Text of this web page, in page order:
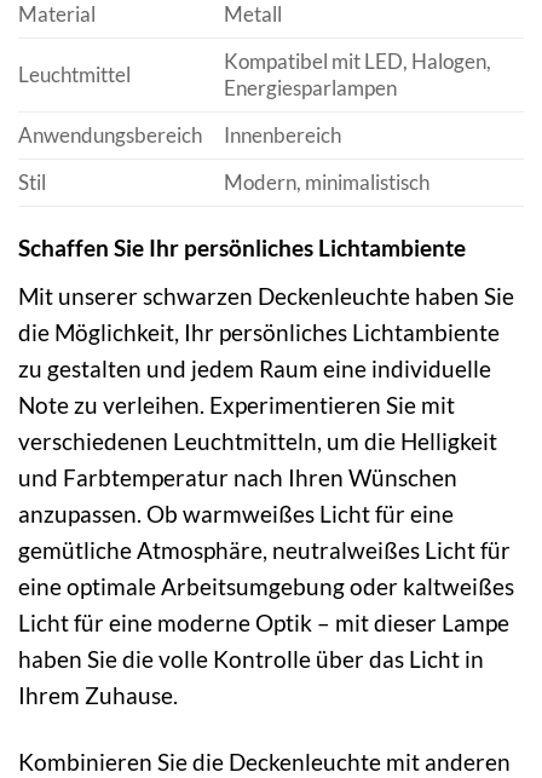
Material
Metall
Leuchtmittel
Kompatibel mit LED, Halogen,
Energiesparlampen
Anwendungsbereich
Innenbereich
Stil
Modern, minimalistisch
Schaffen Sie Ihr persönliches Lichtambiente
Mit unserer schwarzen Deckenleuchte haben Sie
die Möglichkeit, Ihr persönliches Lichtambiente
zu gestalten und jedem Raum eine individuelle
Note zu verleihen. Experimentieren Sie mit
verschiedenen Leuchtmitteln, um die Helligkeit
und Farbtemperatur nach Ihren Wünschen
anzupassen. Ob warmweißes Licht für eine
gemütliche Atmosphäre, neutralweißes Licht für
eine optimale Arbeitsumgebung oder kaltweißes
Licht für eine moderne Optik – mit dieser Lampe
haben Sie die volle Kontrolle über das Licht in
Ihrem Zuhause.
Kombinieren Sie die Deckenleuchte mit anderen